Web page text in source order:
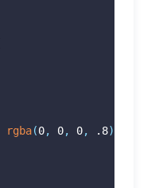
rgba(0, 0, 0, .8)